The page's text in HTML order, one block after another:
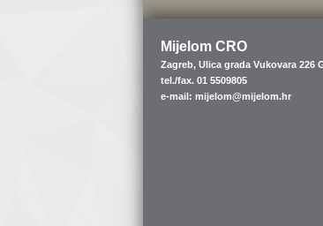
Mijelom CRO
Zagreb, Ulica grada Vukovara 226
tel./fax. 01 5509805
e-mail: mijelom@mijelom.hr